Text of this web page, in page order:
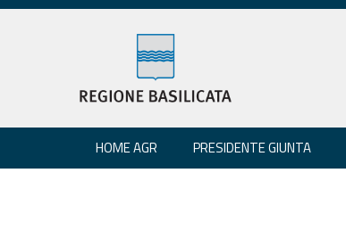
HOME AGR PRESIDENTE GIUNTA